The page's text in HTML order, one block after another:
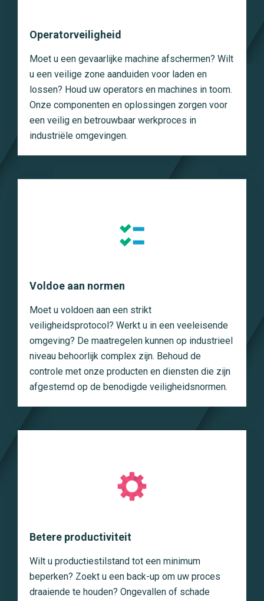
Operatorveiligheid
Moet u een gevaarlijke machine afschermen? Wilt
u een veilige zone aanduiden voor laden en
lossen? Houd uw operators en machines in toom.
Onze componenten en oplossingen zorgen voor
een veilig en betrouwbaar werkproces in
industriële omgevingen.
Voldoe aan normen
Moet u voldoen aan een strikt
veiligheidsprotocol? Werkt u in een veeleisende
omgeving? De maatregelen kunnen op industrieel
niveau behoorlijk complex zijn. Behoud de
controle met onze producten en diensten die zijn
afgestemd op de benodigde veiligheidsnormen.
Betere productiviteit
Wilt u productiestilstand tot een minimum
beperken? Zoekt u een back-up om uw proces
draaiende te houden? Ongevallen of schade